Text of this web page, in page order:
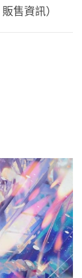
販售資訊）